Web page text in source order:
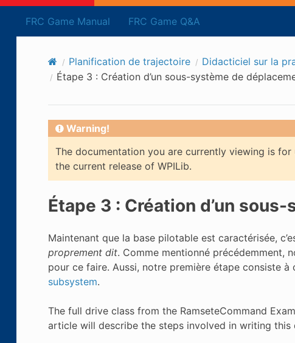
FRC Game Manual FRC Game Q&A
Planification de trajectoire
Didacticiel sur la
Étape 3 : Création d’un sous-système de
Warning!
The documentation you are currently viewing is for
the current release of WPILib.
Étape 3 : Création d’un
Maintenant que la base pilotable est caractérisée,
proprement dit. Comme mentionné précédemment,
pour ce faire. Aussi, notre première étape consiste
subsystem.
The full drive class from the RamseteCommand
article will describe the steps involved in writing this